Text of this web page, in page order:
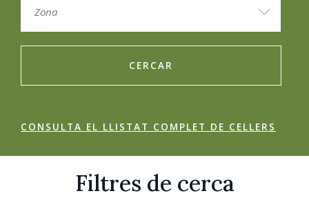
CERCAR
CONSULTA EL LLISTAT COMPLET DE CELLERS
Filtres de cerca